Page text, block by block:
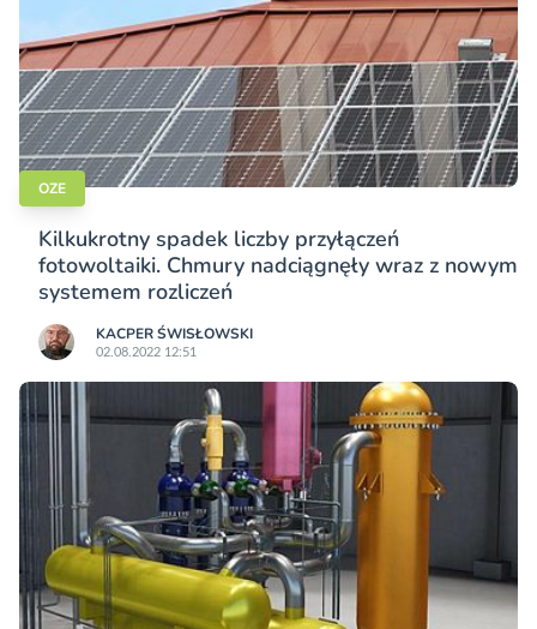
OZE
Kilkukrotny spadek liczby przyłączeń
fotowoltaiki. Chmury nadciągnęły wraz z nowym
systemem rozliczeń
KACPER ŚWISŁO­WSKI
02.08.2022 12:51